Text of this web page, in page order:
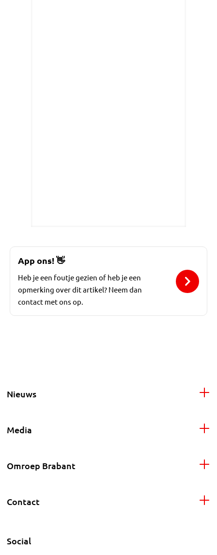
App ons!👋
Heb je een foutje gezien of heb je een
opmerking over dit artikel? Neem dan
contact met ons op.
Nieuws
Media
Omroep Brabant
Contact
Social